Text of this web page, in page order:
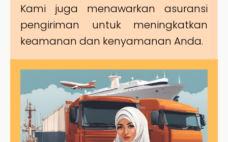
Kami juga menawarkan asuransi
pengiriman untuk meningkatkan
keamanan dan kenyamanan Anda.